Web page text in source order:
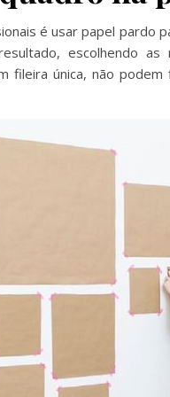
é usar papel pardo
escolhendo as
fileira única, não